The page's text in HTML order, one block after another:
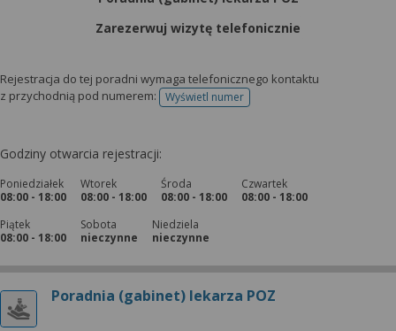
Zarezerwuj wizytę telefonicznie
Rejestracja do tej poradni wymaga telefonicznego kontaktu
z przychodnią pod numerem:
Wyświetl numertelefonu do rejestracji
Godziny otwarcia rejestracji:
Poniedziałek
08:00 - 18:00
Wtorek
08:00 - 18:00
Środa
08:00 - 18:00
Czwartek
08:00 - 18:00
Piątek
08:00 - 18:00
Sobota
nieczynne
Niedziela
nieczynne
Poradnia (gabinet) lekarza POZ
możesz też wycofać zgodę na przetwarzanie Twoich
danych tylko w niektórych celach. Jeżeli chcesz
konfigurację szczegółową, to możesz tego dokonać
za pomocą „Ustawień zaawansowanych”.
narzędzi zewnętrznych w naszym serwisie
znajdziesz w Regulaminie Serwisu.